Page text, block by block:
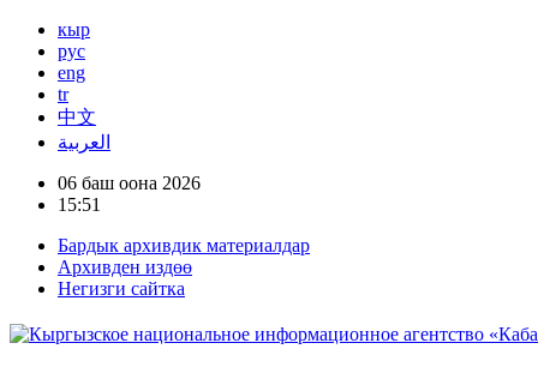
кыр
рус
eng
tr
中文
العربية
06 баш оона 2026
15:51
Бардык архивдик материалдар
Архивден издөө
Негизги сайтка